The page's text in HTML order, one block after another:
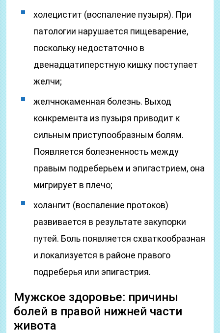
холецистит (воспаление пузыря). При
патологии нарушается пищеварение,
поскольку недостаточно в
двенадцатиперстную кишку поступает
желчи;
желчнокаменная болезнь. Выход
конкремента из пузыря приводит к
сильным приступообразным болям.
Появляется болезненность между
правым подреберьем и эпигастрием, она
мигрирует в плечо;
холангит (воспаление протоков)
развивается в результате закупорки
путей. Боль появляется схваткообразная
и локализуется в районе правого
подреберья или эпигастрия.
Мужское здоровье: причины
болей в правой нижней части
живота